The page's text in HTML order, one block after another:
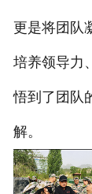
更是将团队
培养领导力
悟到了团队
解。